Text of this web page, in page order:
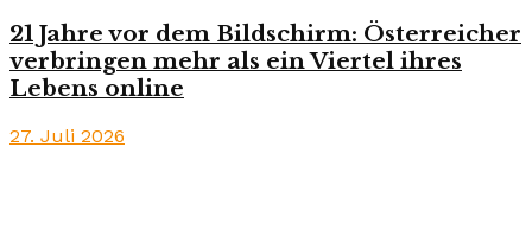
21 Jahre vor dem Bildschirm: Österreicher
verbringen mehr als ein Viertel ihres
Lebens online
27. Juli 2026